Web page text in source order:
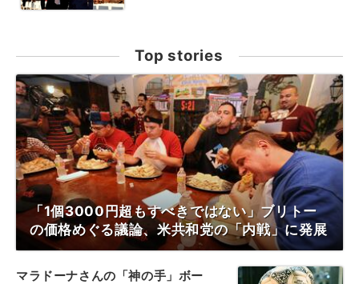
Top stories
「1個3000円超もすべきではない」ブリトー
の価格めぐる議論、米共和党の「内戦」に発展
マラドーナさんの「神の手」ボー